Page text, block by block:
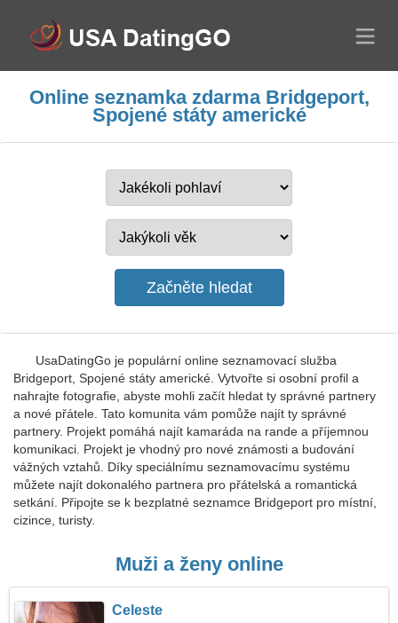
Online seznamka zdarma Bridgeport,
Spojené státy americké
UsaDatingGo je populární online seznamovací služba
Bridgeport, Spojené státy americké. Vytvořte si osobní profil a
nahrajte fotografie, abyste mohli začít hledat ty správné partnery
a nové přátele. Tato komunita vám pomůže najít ty správné
partnery. Projekt pomáhá najít kamaráda na rande a příjemnou
komunikaci. Projekt je vhodný pro nové známosti a budování
vážných vztahů. Díky speciálnímu seznamovacímu systému
můžete najít dokonalého partnera pro přátelská a romantická
setkání. Připojte se k bezplatné seznamce Bridgeport pro místní,
cizince, turisty.
Muži a ženy online
Celeste